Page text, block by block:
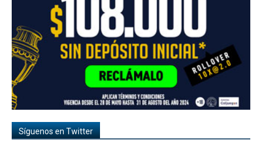
Síguenos en Twitter